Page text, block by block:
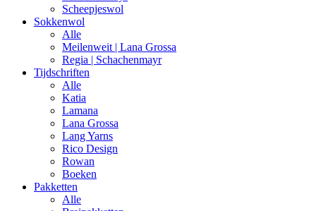
Scheepjeswol
Sokkenwol
Alle
Meilenweit | Lana Grossa
Regia | Schachenmayr
Tijdschriften
Alle
Katia
Lamana
Lana Grossa
Lang Yarns
Rico Design
Rowan
Boeken
Pakketten
Alle